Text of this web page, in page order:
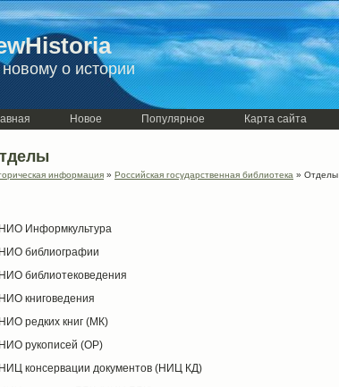
о истории
Новое Популярное Карта сайта
информация » Российская государственная библиотека » Отделы
Информкультура
библиографии
библиотековедения
книговедения
редких книг (МК)
рукописей (ОР)
консервации документов (НИЦ КД)